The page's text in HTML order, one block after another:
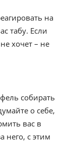
на
табу. Если
хочет – не
собирать
о себе,
вас в
него, с этим